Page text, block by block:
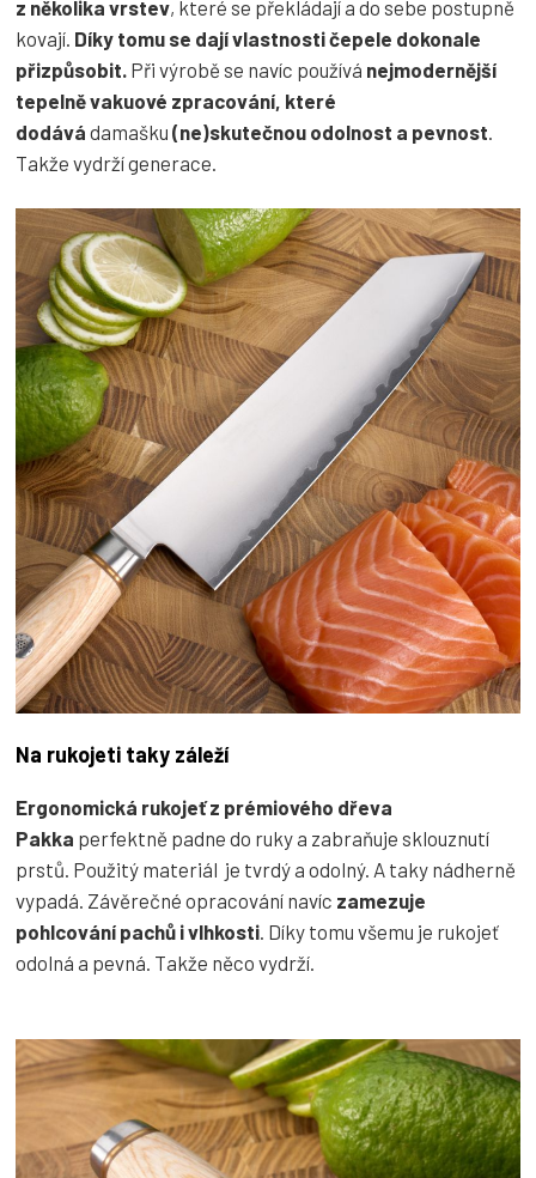
z několika vrstev, které se překládají a do sebe postupně
kovají. Díky tomu se dají vlastnosti čepele dokonale
přizpůsobit. Při výrobě se navíc používá nejmodernější
tepelně vakuové zpracování, které
dodává damašku (ne)skutečnou odolnost a pevnost
Takže vydrží generace.
Na rukojeti taky záleží
Ergonomická rukojeť z prémiového dřeva
Pakka perfektně padne do ruky a zabraňuje sklouznutí
prstů. Použitý materiál je tvrdý a odolný. A taky nádherně
vypadá. Závěrečné opracování navíc zamezuje
pohlcování pachů i vlhkosti . Díky tomu všemu je rukojeť
odolná a pevná. Takže něco vydrží.